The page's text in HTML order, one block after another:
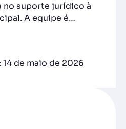
no suporte jurídico à
A equipe é…
de maio de 2026